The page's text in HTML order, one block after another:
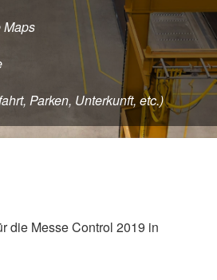
Parken, Unterkunft, etc.)
die Messe Control 2019 in